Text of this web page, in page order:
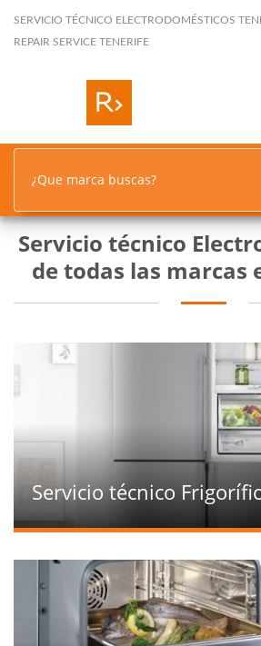
SERVICIO TÉCNICO ELECTRODOMÉSTICOS
REPAIR SERVICE TENERIFE
¿Que marca buscas?
Servicio técnico
de todas las marcas
Servicio técnico